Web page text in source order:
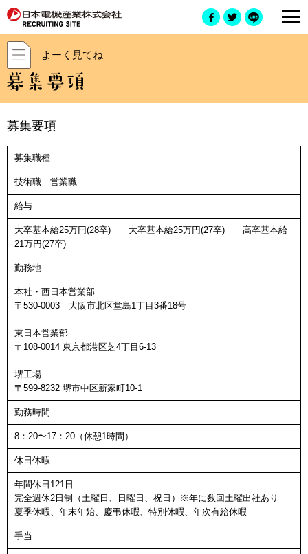
よーく見てね
募集要項
募集職種
技術職 営業職
給与
大卒基本給25万円(28卒) 大卒基本給25万円(27卒) 高卒基本給
21万円(27卒)
勤務地
本社・西日本営業部
〒530-0003 大阪市北区堂島1丁目3番18号
東日本営業部
〒108-0014 東京都港区芝4丁目6-13
堺工場
〒599-8232 堺市中区新家町10-1
勤務時間
8：20〜17：20（休憩1時間）
休日休暇
年間休日121日
完全週休2日制（土曜日、日曜日、祝日）※年に数回土曜出社あり
夏季休暇、年末年始、慶弔休暇、特別休暇、年次有給休暇
手当